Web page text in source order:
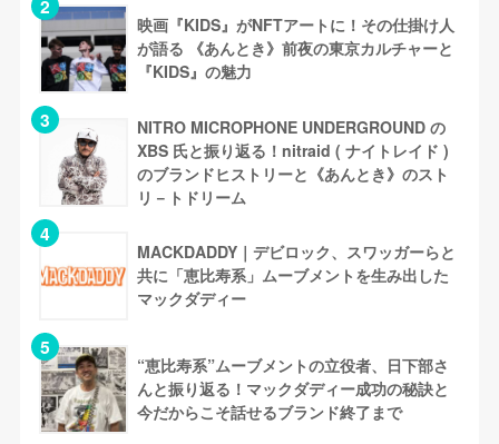
映画『KIDS』がNFTアートに！その仕掛け人
が語る 《あんとき》前夜の東京カルチャーと
『KIDS』の魅力
NITRO MICROPHONE UNDERGROUND の
XBS 氏と振り返る！nitraid ( ナイトレイド )
のブランドヒストリーと《あんとき》のスト
リ－トドリーム
MACKDADDY｜デビロック、スワッガーらと
共に「恵比寿系」ムーブメントを生み出した
マックダディー
“恵比寿系”ムーブメントの立役者、日下部さ
んと振り返る！マックダディー成功の秘訣と
今だからこそ話せるブランド終了まで